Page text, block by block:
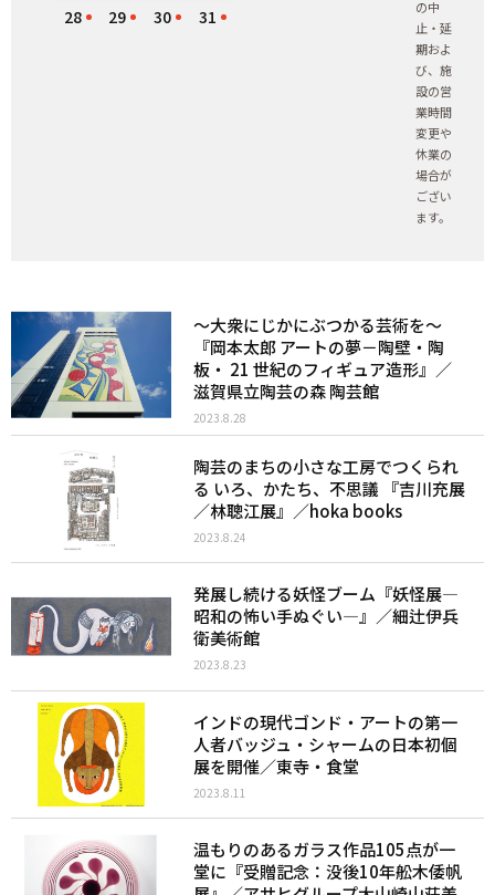
28
29 30 31
の中
止・延
期およ
び、施
設の営
業時間
変更や
休業の
場合が
ござい
ます。
〜大衆にじかにぶつかる芸術を〜
『岡本太郎 アートの夢－陶壁・陶
板・ 21 世紀のフィギュア造形』／
滋賀県立陶芸の森 陶芸館
2023.8.28
陶芸のまちの小さな工房でつくられ
る いろ、かたち、不思議 『吉川充展
／林聰江展』／hoka books
2023.8.24
発展し続ける妖怪ブーム『妖怪展―
昭和の怖い手ぬぐい―』／細辻伊兵
衛美術館
2023.8.23
インドの現代ゴンド・アートの第一
人者バッジュ・シャームの日本初個
展を開催／東寺・食堂
2023.8.11
温もりのあるガラス作品105点が一
堂に『受贈記念：没後10年舩木倭帆